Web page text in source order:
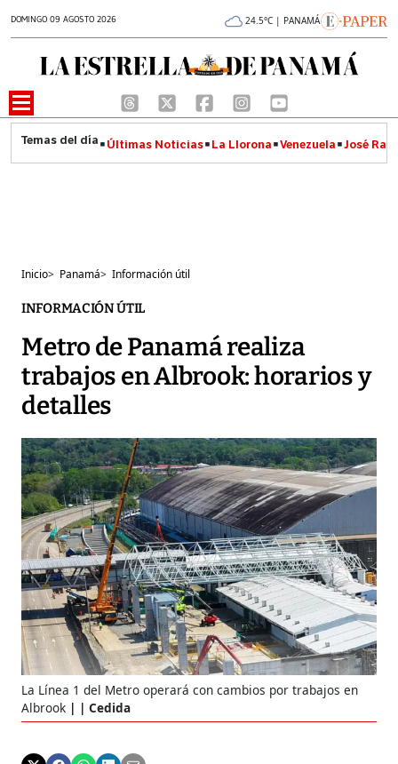
DOMINGO 09 AGOSTO 2026 24.5°C | PANAMÁ
Últimas Noticias La Llorona Venezuela José
Inicio> Panamá> Información útil
INFORMACIÓN ÚTIL
Metro de Panamá realiza
trabajos en Albrook: horarios y
detalles
La Línea 1 del Metro operará con cambios por trabajos en
Albrook
| Cedida